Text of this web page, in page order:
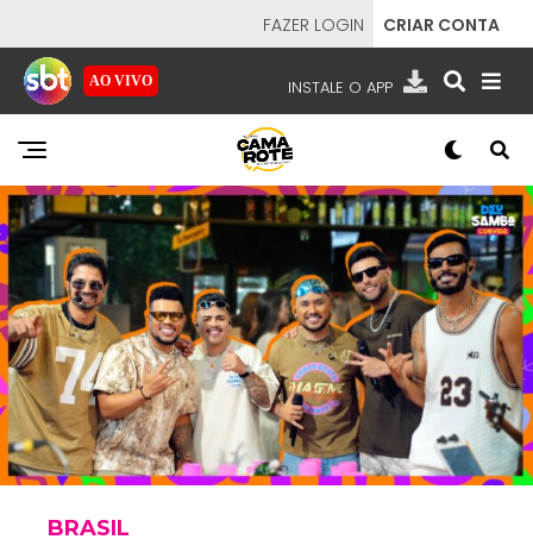
FAZER LOGIN CRIAR CONTA
AO VIVO INSTALE O APP
EMISSORAS
NOSSAS REDES APP TV SBT
SBT- SISTEMA BRASILEIRO DE TELEVISÃO
BRASIL